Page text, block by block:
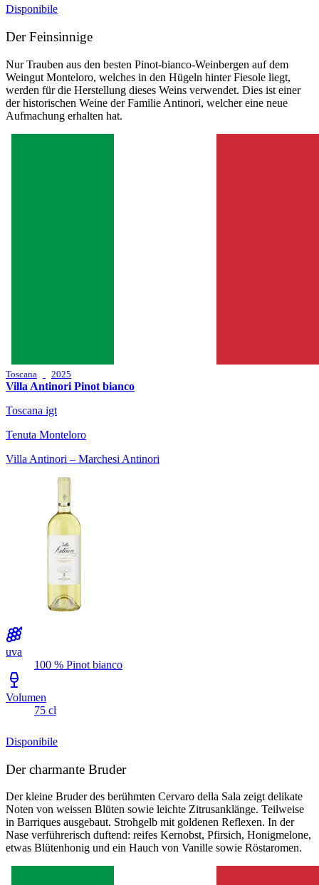
Disponibile
Der Feinsinnige
Nur Trauben aus den besten Pinot-bianco-Weinbergen auf dem
Weingut Monteloro, welches in den Hügeln hinter Fiesole liegt,
werden für die Herstellung dieses Weins verwendet. Dies ist einer
der historischen Weine der Familie Antinori, welcher eine neue
Aufmachung erhalten hat.
Toscana 2025
Villa Antinori Pinot bianco
Toscana igt
Tenuta Monteloro
Villa Antinori – Marchesi Antinori
uva
100 % Pinot bianco
Volumen
75 cl
Disponibile
Der charmante Bruder
Der kleine Bruder des berühmten Cervaro della Sala zeigt delikate
Noten von weissen Blüten sowie leichte Zitrusanklänge. Teilweise
in Barriques ausgebaut. Strohgelb mit goldenen Reflexen. In der
Nase verführerisch duftend: reifes Kernobst, Pfirsich, Honigmelone,
etwas Blütenhonig und ein Hauch von Vanille sowie Röstaromen.